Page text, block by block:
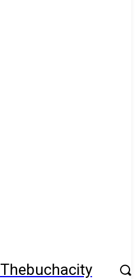
Thebuchacity